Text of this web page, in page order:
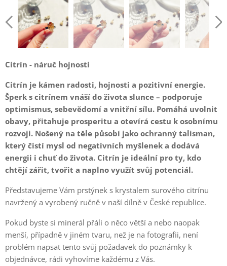
Citrín - náruč hojnosti
Citrín je kámen radosti, hojnosti a pozitivní energie.
Šperk s citrínem vnáší do života slunce – podporuje
optimismus, sebevědomí a vnitřní sílu. Pomáhá uvolnit
obavy, přitahuje prosperitu a otevírá cestu k osobnímu
rozvoji. Nošený na těle působí jako ochranný talisman,
který čistí mysl od negativních myšlenek a dodává
energii i chuť do života. Citrín je ideální pro ty, kdo
chtějí zářit, tvořit a naplno využít svůj potenciál.
Představujeme Vám prstýnek s krystalem surového citrínu
navržený a vyrobený ručně v naší dílně v České republice.
Pokud byste si minerál přáli o něco větší a nebo naopak
menší, případně v jiném tvaru, než je na fotografii, není
problém napsat tento svůj požadavek do poznámky k
objednávce, rádi vyhovíme každému z Vás.